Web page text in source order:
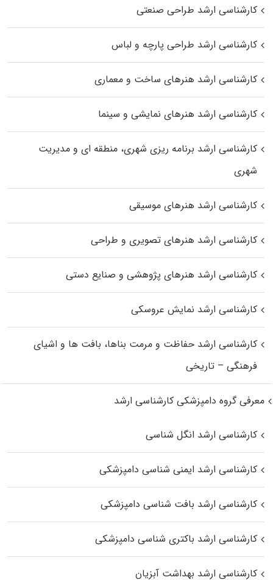
کارشناسی ارشد طراحی صنعتی
کارشناسی ارشد طراحی پارچه و لباس
کارشناسی ارشد هنرهای ساخت و معماری
کارشناسی ارشد هنرهای نمایشی و سینما
کارشناسی ارشد برنامه ریزی شهری، منطقه‌ ای و مدیریت
شهری
کارشناسی ارشد هنرهای موسیقی
کارشناسی ارشد هنرهای تصویری و طراحی
کارشناسی ارشد هنرهای پژوهشی و صنایع دستی
کارشناسی ارشد نمایش عروسکی
کارشناسی ارشد حفاظت و مرمت بناها، بافت‌ ها و اشیای
فرهنگی – تاریخی
معرفی گروه دامپزشکی کارشناسی ارشد
کارشناسی ارشد انگل شناسی
کارشناسی ارشد ایمنی‌ شناسی دامپزشکی
کارشناسی ارشد بافت‌ شناسی دامپزشکی
کارشناسی ارشد باکتری‌ شناسی دامپزشکی
کارشناسی ارشد بهداشت آبزیان